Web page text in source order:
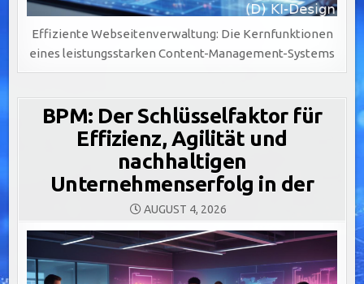
Effiziente Webseitenverwaltung: Die Kernfunktionen
eines leistungsstarken Content-Management-Systems
BPM: Der Schlüsselfaktor für
Effizienz, Agilität und
nachhaltigen
Unternehmenserfolg in der
AUGUST 4, 2026